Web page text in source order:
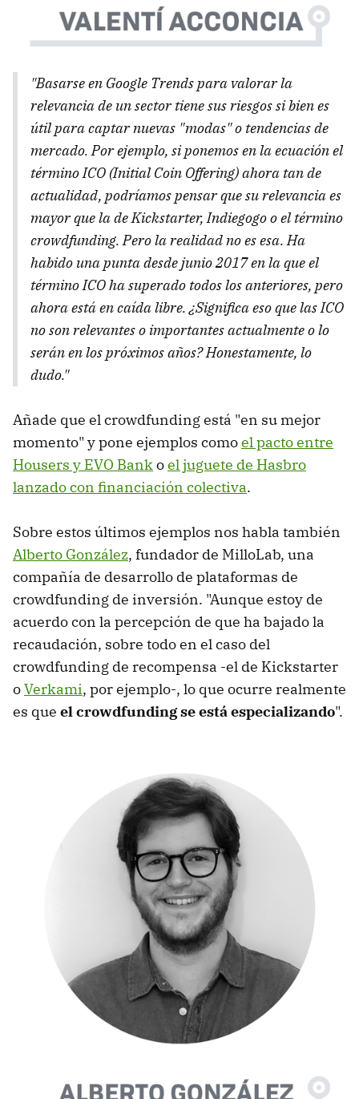
"Basarse en Google Trends para valorar la
relevancia de un sector tiene sus riesgos si bien es
útil para captar nuevas "modas" o tendencias de
mercado. Por ejemplo, si ponemos en la ecuación el
término ICO (Initial Coin Offering) ahora tan de
actualidad, podríamos pensar que su relevancia es
mayor que la de Kickstarter, Indiegogo o el término
crowdfunding. Pero la realidad no es esa. Ha
habido una punta desde junio 2017 en la que el
término ICO ha superado todos los anteriores, pero
ahora está en caída libre. ¿Significa eso que las ICO
no son relevantes o importantes actualmente o lo
serán en los próximos años? Honestamente, lo
dudo."
Añade que el crowdfunding está "en su mejor
momento" y pone ejemplos comoel pacto entre
Housers y EVO Bankoel juguete de Hasbro
lanzado con financiación colectiva.
Sobre estos últimos ejemplos nos habla también
Alberto González, fundador de MilloLab, una
compañía de desarrollo de plataformas de
crowdfunding de inversión. "Aunque estoy de
acuerdo con la percepción de que ha bajado la
recaudación, sobre todo en el caso del
crowdfunding de recompensa -el de Kickstarter
oVerkami, por ejemplo-, lo que ocurre realmente
es que el crowdfunding se está especializando".